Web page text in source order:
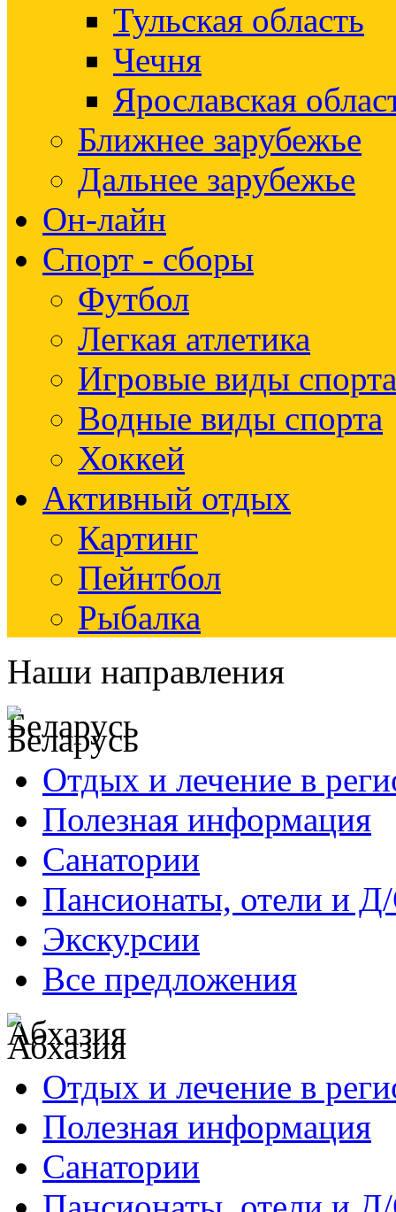
Тульская область
Чечня
Ярославская
Ближнее зарубежье
Дальнее зарубежье
Он-лайн
Спорт - сборы
Футбол
Легкая атлетика
Игровые виды спорта
Водные виды спорта
Хоккей
Активный отдых
Картинг
Пейнтбол
Рыбалка
Наши направления
Беларусь
Отдых и лечение в
Полезная информация
Санатории
Пансионаты, отели и
Экскурсии
Все предложения
Абхазия
Отдых и лечение в
Полезная информация
Санатории